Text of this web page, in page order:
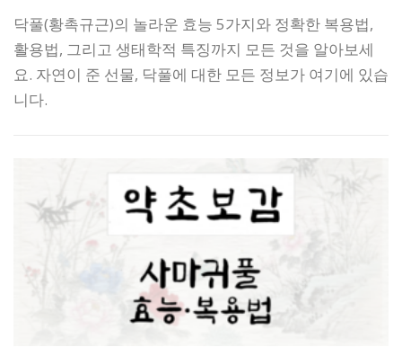
닥풀(황촉규근)의 놀라운 효능 5가지와 정확한 복용법,
활용법, 그리고 생태학적 특징까지 모든 것을 알아보세
요. 자연이 준 선물, 닥풀에 대한 모든 정보가 여기에 있습
니다.